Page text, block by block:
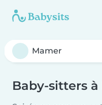
Baby-sitters